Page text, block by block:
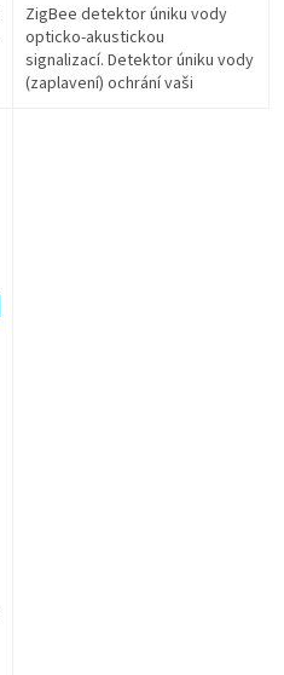
ZigBee detektor úniku vody
opticko-akustickou
signalizací. Detektor úniku vody
(zaplavení) ochrání vaši